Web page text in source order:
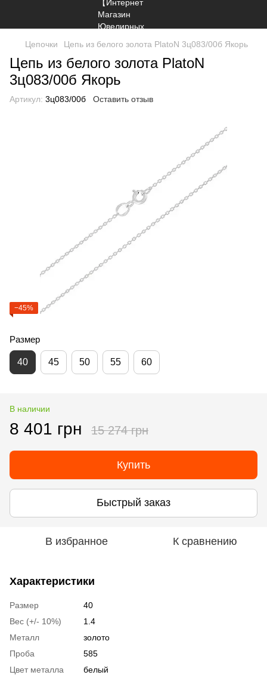
Цепочки Цепь из белого золота PlatoN 3ц083/00б Якорь
Цепь из белого золота PlatoN
3ц083/00б Якорь
Артикул: 3ц083/00б Оставить отзыв
−45%
Размер
40 45 50 55 60
В наличии
8 401 грн 15 274 грн
Купить
Быстрый заказ
В избранное К сравнению
Характеристики
Размер
40
Вес (+/- 10%)
1.4
Металл
золото
Проба
585
Цвет металла
белый